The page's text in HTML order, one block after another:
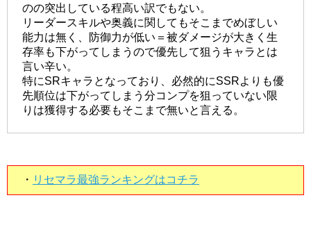
のの突出している程高い訳でもない。
リーダースキルや奥義に関してもそこまでめぼしい
能力は無く、防御力が低い＝被ダメージが大きく生
存率も下がってしまうので優先して狙うキャラとは
言い辛い。
特にSRキャラとなっており、必然的にSSRよりも優
先順位は下がってしまう分コンプを狙っていない限
りは獲得する必要もそこまで無いと言える。
・ リセマラ最強ランキングはコチラ